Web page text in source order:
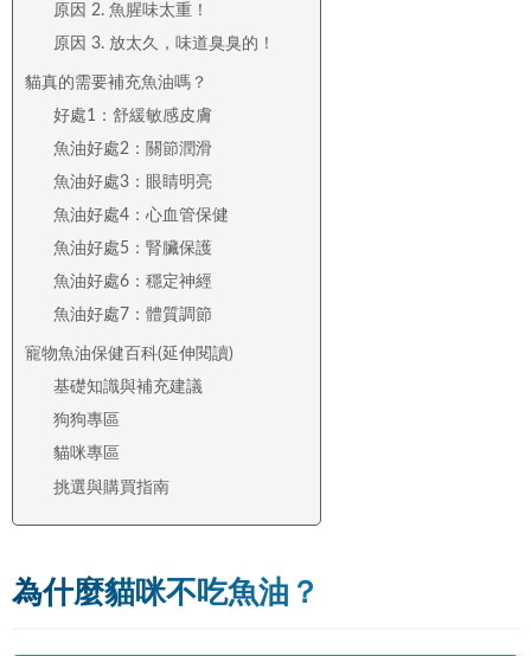
原因 2. 魚腥味太重！
原因 3. 放太久，味道臭臭的！
貓真的需要補充魚油嗎？
好處1：舒緩敏感皮膚
魚油好處2：關節潤滑
魚油好處3：眼睛明亮
魚油好處4：心血管保健
魚油好處5：腎臟保護
魚油好處6：穩定神經
魚油好處7：體質調節
寵物魚油保健百科(延伸閱讀)
基礎知識與補充建議
狗狗專區
貓咪專區
挑選與購買指南
為什麼貓咪不吃魚油？